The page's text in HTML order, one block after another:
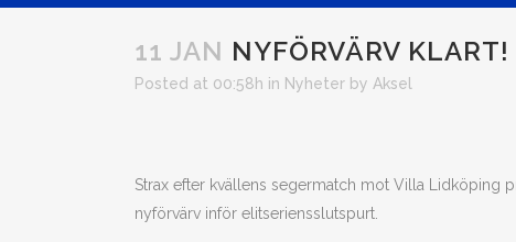
11 JAN NYFÖRVÄRV KLART!
Posted at 00:58h in Nyheter by Aksel
Strax efter kvällens segermatch mot Villa Lidköping
nyförvärv inför elitseriensslutspurt.